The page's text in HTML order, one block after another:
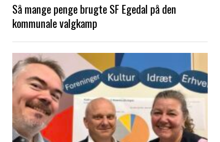
Så mange penge brugte SF Egedal på den
kommunale valgkamp